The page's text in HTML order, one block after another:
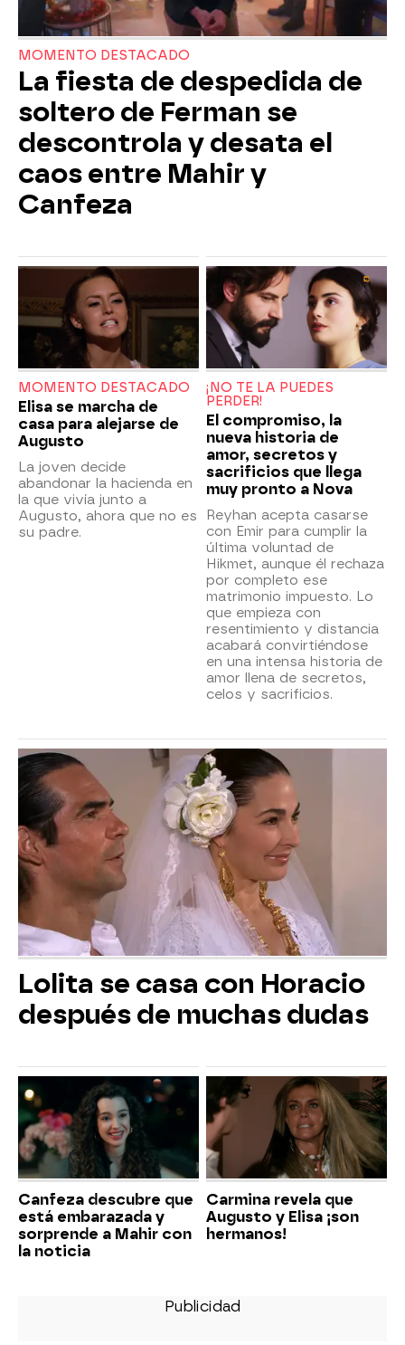
MOMENTO DESTACADO
La fiesta de despedida de
soltero de Ferman se
descontrola y desata el
caos entre Mahir y
Canfeza
MOMENTO DESTACADO
Elisa se marcha de
casa para alejarse de
Augusto
La joven decide
abandonar la hacienda en
la que vivía junto a
Augusto, ahora que no es
su padre.
¡NO TE LA PUEDES
PERDER!
El compromiso, la
nueva historia de
amor, secretos y
sacrificios que llega
muy pronto a Nova
Reyhan acepta casarse
con Emir para cumplir la
última voluntad de
Hikmet, aunque él rechaza
por completo ese
matrimonio impuesto. Lo
que empieza con
resentimiento y distancia
acabará convirtiéndose
en una intensa historia de
amor llena de secretos,
celos y sacrificios.
Lolita se casa con Horacio
después de muchas dudas
Canfeza descubre que
está embarazada y
sorprende a Mahir con
la noticia
Carmina revela que
Augusto y Elisa ¡son
hermanos!